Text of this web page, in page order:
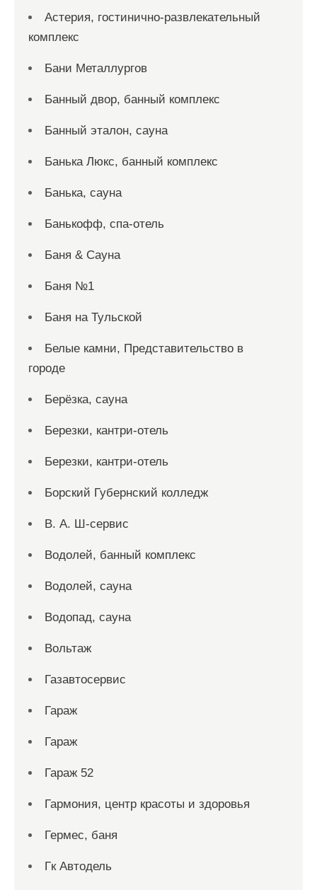
Астерия, гостинично-развлекательный
комплекс
Бани Металлургов
Банный двор, банный комплекс
Банный эталон, сауна
Банька Люкс, банный комплекс
Банька, сауна
Банькофф, спа-отель
Баня & Сауна
Баня №1
Баня на Тульской
Белые камни, Представительство в
городе
Берёзка, сауна
Березки, кантри-отель
Березки, кантри-отель
Борский Губернский колледж
В. А. Ш-сервис
Водолей, банный комплекс
Водолей, сауна
Водопад, сауна
Вольтаж
Газавтосервис
Гараж
Гараж
Гараж 52
Гармония, центр красоты и здоровья
Гермес, баня
Гк Автодель